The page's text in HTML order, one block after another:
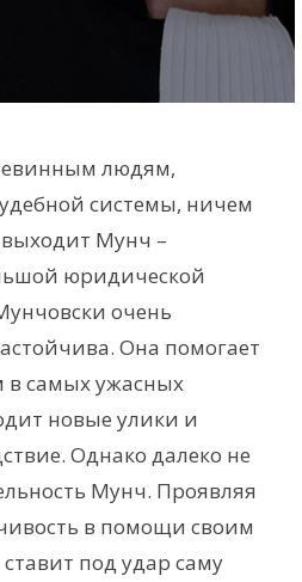
людям,
системы, ничем
Мунч –
юридической
очень
Она помогает
самых ужасных
новые улики и
Однако далеко не
Мунч. Проявляя
в помощи своим
под удар саму